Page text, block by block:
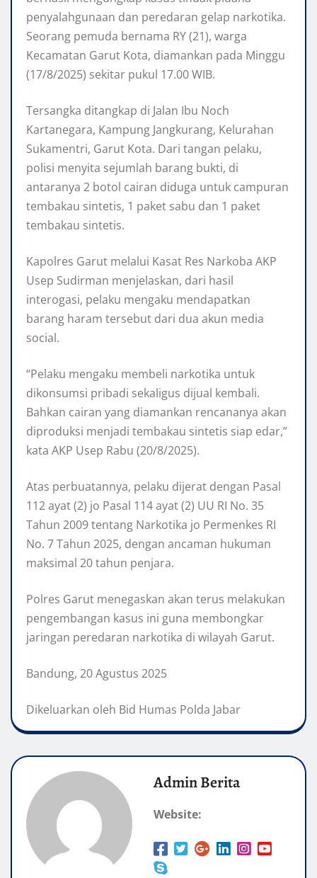
penyalahgunaan dan peredaran gelap narkotika.
Seorang pemuda bernama RY (21), warga
Kecamatan Garut Kota, diamankan pada Minggu
(17/8/2025) sekitar pukul 17.00 WIB.
Tersangka ditangkap di Jalan Ibu Noch
Kartanegara, Kampung Jangkurang, Kelurahan
Sukamentri, Garut Kota. Dari tangan pelaku,
polisi menyita sejumlah barang bukti, di
antaranya 2 botol cairan diduga untuk campuran
tembakau sintetis, 1 paket sabu dan 1 paket
tembakau sintetis.
Kapolres Garut melalui Kasat Res Narkoba AKP
Usep Sudirman menjelaskan, dari hasil
interogasi, pelaku mengaku mendapatkan
barang haram tersebut dari dua akun media
social.
“Pelaku mengaku membeli narkotika untuk
dikonsumsi pribadi sekaligus dijual kembali.
Bahkan cairan yang diamankan rencananya akan
diproduksi menjadi tembakau sintetis siap edar,”
kata AKP Usep Rabu (20/8/2025).
Atas perbuatannya, pelaku dijerat dengan Pasal
112 ayat (2) jo Pasal 114 ayat (2) UU RI No. 35
Tahun 2009 tentang Narkotika jo Permenkes RI
No. 7 Tahun 2025, dengan ancaman hukuman
maksimal 20 tahun penjara.
Polres Garut menegaskan akan terus melakukan
pengembangan kasus ini guna membongkar
jaringan peredaran narkotika di wilayah Garut.
Bandung, 20 Agustus 2025
Dikeluarkan oleh Bid Humas Polda Jabar
Admin Berita
Website: